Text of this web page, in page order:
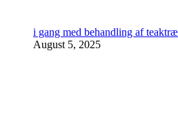
i gang med behandling af teaktræ
August 5, 2025